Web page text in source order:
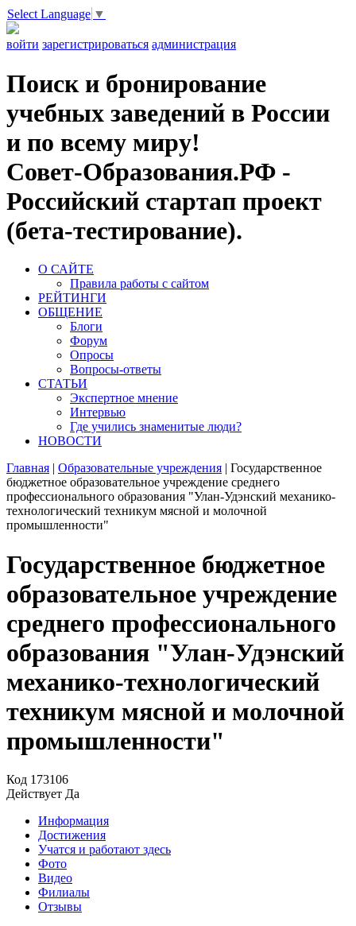
Select Language ▼
войти зарегистрироваться администрация
Поиск и бронирование
учебных заведений в России
и по всему миру!
Совет-Образования.РФ -
Российский стартап проект
(бета-тестирование).
О САЙТЕ
Правила работы с сайтом
РЕЙТИНГИ
ОБЩЕНИЕ
Блоги
Форум
Опросы
Вопросы-ответы
СТАТЬИ
Экспертное мнение
Интервью
Где учились знаменитые люди?
НОВОСТИ
Главная | Образовательные учреждения | Государственное
бюджетное образовательное учреждение среднего
профессионального образования "Улан-Удэнский механико-
технологический техникум мясной и молочной
промышленности"
Государственное бюджетное
образовательное учреждение
среднего профессионального
образования "Улан-Удэнский
механико-технологический
техникум мясной и молочной
промышленности"
Код 173106
Действует Да
Информация
Достижения
Учатся и работают здесь
Фото
Видео
Филиалы
Отзывы